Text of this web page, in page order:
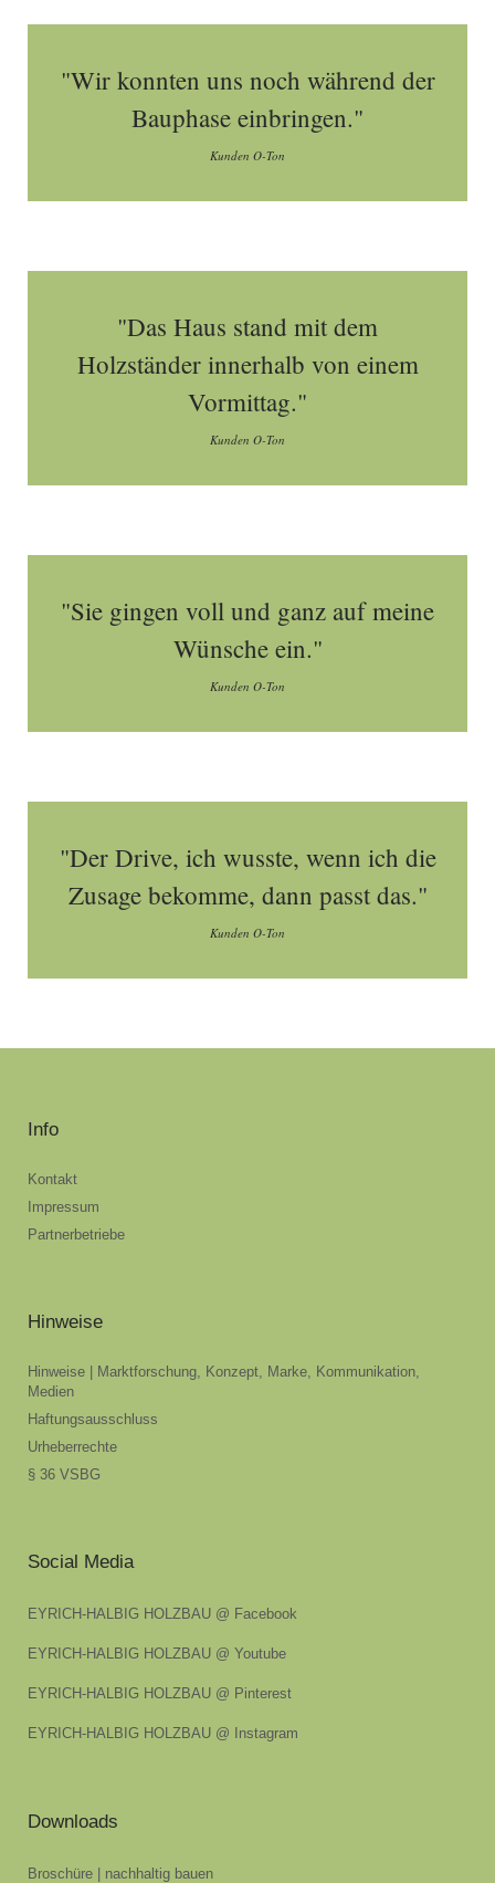
"Wir konnten uns noch während der
Bauphase einbringen."
Kunden O-Ton
"Das Haus stand mit dem
Holzständer innerhalb von einem
Vormittag."
Kunden O-Ton
"Sie gingen voll und ganz auf meine
Wünsche ein."
Kunden O-Ton
"Der Drive, ich wusste, wenn ich die
Zusage bekomme, dann passt das."
Kunden O-Ton
Info
Kontakt
Impressum
Partnerbetriebe
Hinweise
Hinweise | Marktforschung, Konzept, Marke, Kommunikation,
Medien
Haftungsausschluss
Urheberrechte
§ 36 VSBG
Social Media
EYRICH-HALBIG HOLZBAU @ Facebook
EYRICH-HALBIG HOLZBAU @ Youtube
EYRICH-HALBIG HOLZBAU @ Pinterest
EYRICH-HALBIG HOLZBAU @ Instagram
Downloads
Broschüre | nachhaltig bauen